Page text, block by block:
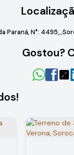
Paraná, N°: 4495
Gostou?